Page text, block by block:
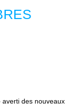
des nouveaux